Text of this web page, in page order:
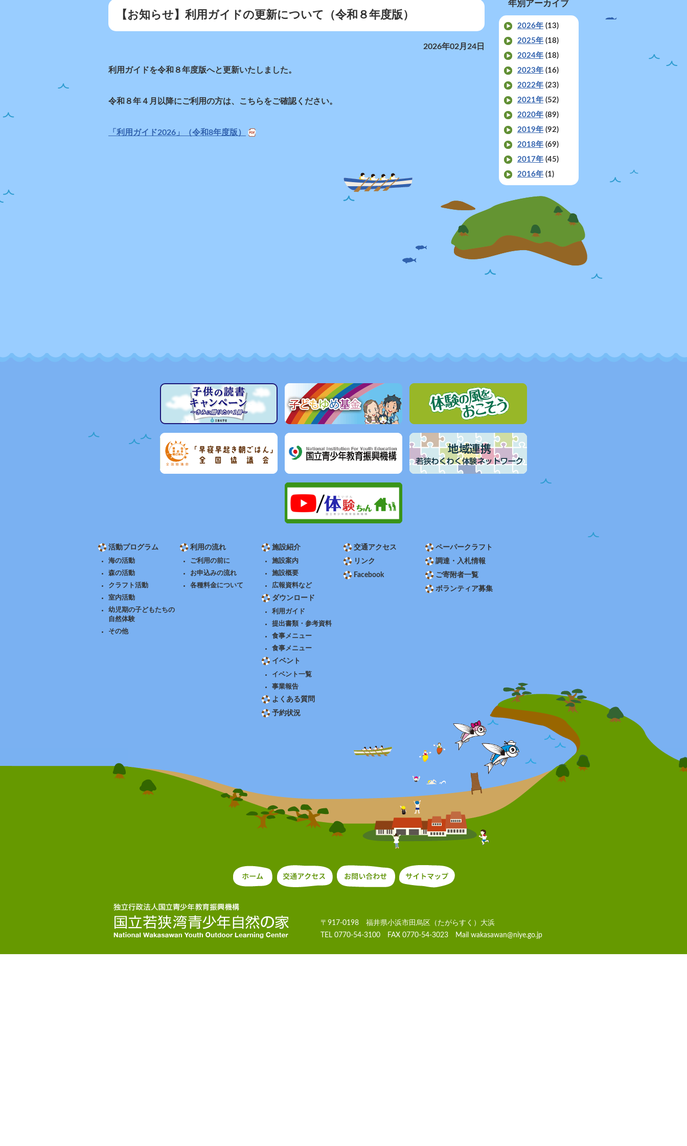
【お知らせ】利用ガイドの更新について（令和８年度版）
2026年02月24日
利用ガイドを令和８年度版へと更新いたしました。
令和８年４月以降にご利用の方は、こちらをご確認ください。
「利用ガイド2026」（令和8年度版）
年別アーカイブ
2026年(13)
2025年(18)
2024年(18)
2023年(16)
2022年(23)
2021年(52)
2020年(89)
2019年(92)
2018年(69)
2017年(45)
2016年(1)
活動プログラム
海の活動
森の活動
クラフト活動
室内活動
幼児期の子どもたちの
自然体験
その他
利用の流れ
ご利用の前に
お申込みの流れ
各種料金について
施設紹介
施設案内
施設概要
広報資料など
ダウンロード
利用ガイド
提出書類・参考資料
食事メニュー
食事メニュー
イベント
イベント一覧
事業報告
よくある質問
予約状況
交通アクセス
リンク
Facebook
ペーパークラフト
調達・入札情報
ご寄附者一覧
ボランティア募集
〒917-0198 福井県小浜市田烏区（たがらすく）大浜
TEL 0770-54-3100 FAX 0770-54-3023 Mail wakasawan@niye.go.jp